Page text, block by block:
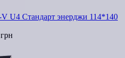
U4 Стандарт энерджи 114*140